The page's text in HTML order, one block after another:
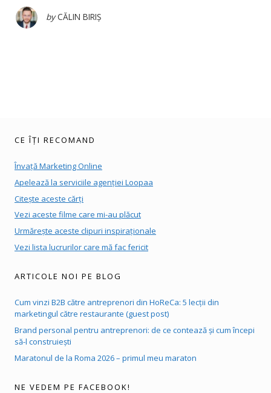
by CĂLIN BIRIȘ
CE ÎȚI RECOMAND
Învață Marketing Online
Apelează la serviciile agenției Loopaa
Citește aceste cărți
Vezi aceste filme care mi-au plăcut
Urmărește aceste clipuri inspiraționale
Vezi lista lucrurilor care mă fac fericit
ARTICOLE NOI PE BLOG
Cum vinzi B2B către antreprenori din HoReCa: 5 lecții din
marketingul către restaurante (guest post)
Brand personal pentru antreprenori: de ce contează și cum începi
să-l construiești
Maratonul de la Roma 2026 – primul meu maraton
NE VEDEM PE FACEBOOK!